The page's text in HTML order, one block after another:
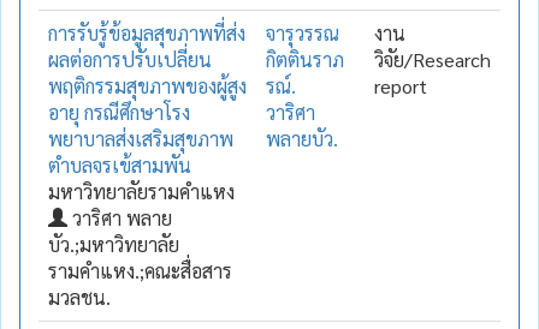
การรับรู้ข้อมูลสุขภาพที่ส่ง
ผลต่อการปรับเปลี่ยน
พฤติกรรมสุขภาพของผู้สูง
อายุ กรณีศึกษาโรง
พยาบาลส่งเสริมสุขภาพ
ตำบลจรเข้สามพัน
มหาวิทยาลัยรามคำแหง
วาริศา พลาย
บัว.;มหาวิทยาลัย
รามคำแหง.;คณะสื่อสาร
มวลชน.
จารุวรรณ
กิตตินราภ
รณ์.
วาริศา
พลายบัว.
งาน
วิจัย/Research
report